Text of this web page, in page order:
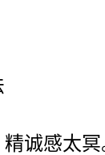
诚感太